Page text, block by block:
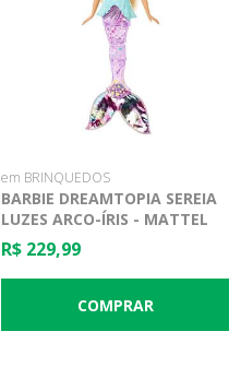
em BRINQUEDOS
BARBIE DREAMTOPIA SEREIA
LUZES ARCO-ÍRIS - MATTEL
R$ 229,99